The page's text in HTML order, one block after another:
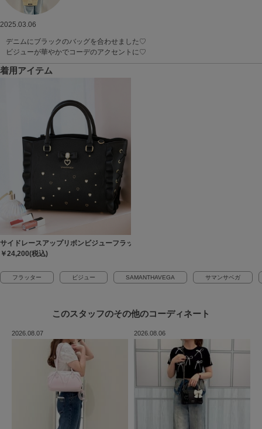
2025.03.06
デニムにブラックのバッグを合わせました♡
ビジューが華やかでコーデのアクセントに♡
着用アイテム
サイドレースアップリボンビジューフラッター
￥24,200(税込)
フラッター ビジュー SAMANTHAVEGA サマンサベガ
このスタッフのその他のコーディネート
2026.08.07 2026.08.06